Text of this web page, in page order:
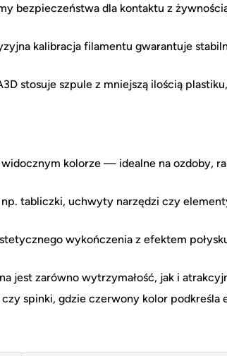
bezpieczeństwa dla kontaktu z
kalibracja filamentu gwarantuje
stosuje szpule z mniejszą ilością
kolorze — idealne na ozdoby,
tabliczki, uchwyty narzędzi czy
wykończenia z efektem
jest zarówno wytrzymałość, jak i
spinki, gdzie czerwony kolor podkreśla